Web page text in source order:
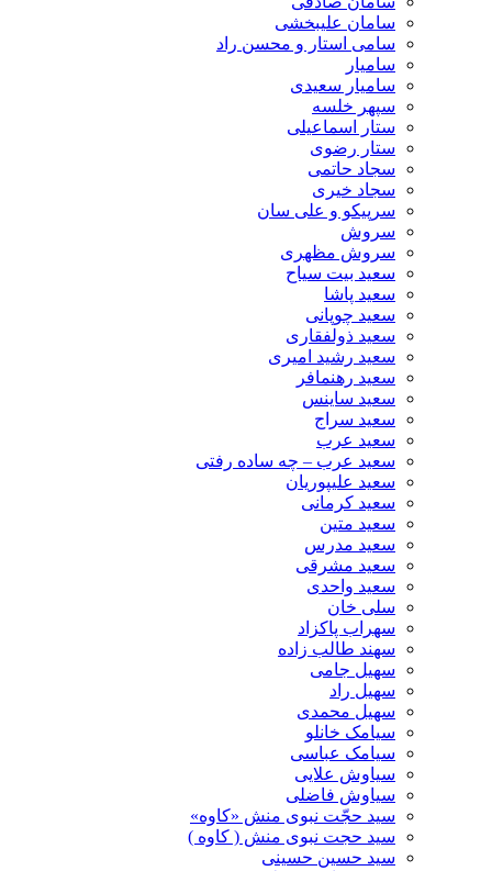
سامان علیبخشی
سامی استار و محسن راد
سامیار
سامیار سعیدی
سپهر خلسه
ستار اسماعیلی
ستار رضوی
سجاد حاتمی
سجاد خیری
سرپیکو و علی سان
سروش
سروش مظهری
سعید بیت سیاح
سعید پاشا
سعید چوپانی
سعید ذولفقاری
سعید رشید امیری
سعید رهنمافر
سعید ساینس
سعید سراج
سعید عرب
سعید عرب – چه ساده رفتی
سعید علیپوریان
سعید کرمانی
سعید متین
سعید مدرس
سعید مشرقی
سعید واحدی
سلی خان
سهراب پاکزاد
سهند طالب زاده
سهیل جامی
سهیل راد
سهیل محمدی
سیامک خانلو
سیامک عباسی
سیاوش علایی
سیاوش فاضلی
سید حجّت نبوی منش «کاوه»
سید حجت نبوی منش ( کاوه )
سید حسین حسینى